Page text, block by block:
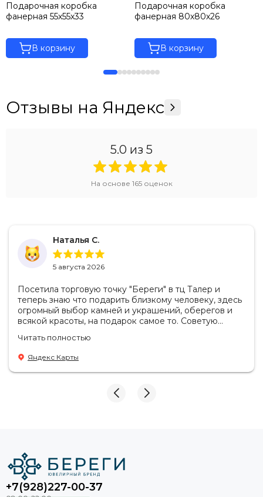
Подарочная коробка
фанерная 55х55х33
В корзину
Подарочная коробка
фанерная 80х80х26
В корзину
Отзывы на Яндекс
5.0 из 5
На основе 165оценок
Наталья С.
5 августа 2026
Посетила торговую точку "Береги" в тц Талер и
теперь знаю что подарить близкому человеку, здесь
огромный выбор камней и украшений, оберегов и
всякой красоты, на подарок самое то. Советую
Продавцы-консультанты сориентируют, дадут
подсказки на что обратить внимание . Приветливый
персонал.
Читать полностью
Яндекс Карты
+7(928)227-00-37